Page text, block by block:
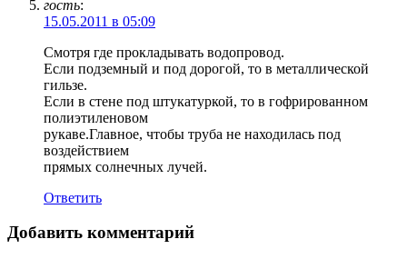
гость:
15.05.2011 в 05:09
Смотря где прокладывать водопровод.
Если подземный и под дорогой, то в металлической
гильзе.
Если в стене под штукатуркой, то в гофрированном
полиэтиленовом
рукаве.Главное, чтобы труба не находилась под
воздействием
прямых солнечных лучей.
Ответить
Добавить комментарий